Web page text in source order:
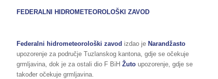
FEDERALNI HIDROMETEOROLOŠKI ZAVOD
Federalni hidrometeorološki zavod izdao je Narandžasto
upozorenje za područje Tuzlanskog kantona, gdje se očekuje
grmljavina, dok je za ostali dio F BiH Žuto upozorenje, gdje se
također očekuje grmljavina.